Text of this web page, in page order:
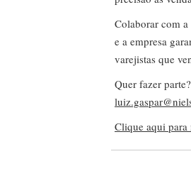
Colaborar com
e a empresa
varejistas que
Quer fazer
Clique aqui para